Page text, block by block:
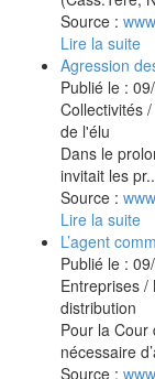
Source :
Lire la suite
Agression
Publié le :
Collectivités /
de l'élu
Dans le
invitait les
Source :
Lire la suite
L’agent
Publié le :
Entreprises /
distribution
Pour la Cour
nécessaire
Source :